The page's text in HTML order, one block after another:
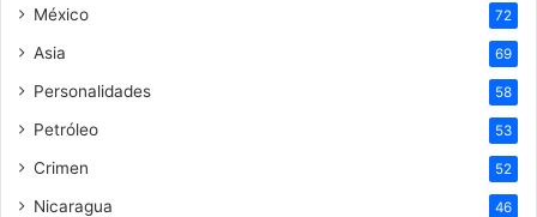
México 72
Asia 69
Personalidades 58
Petróleo 53
Crimen 52
Nicaragua 46